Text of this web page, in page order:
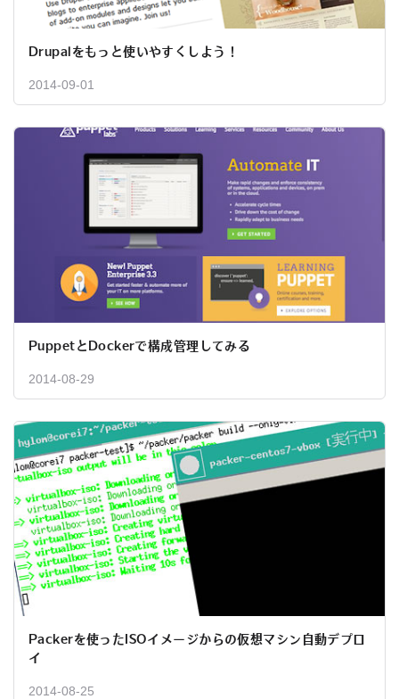
Drupalをもっと使いやすくしよう！
2014-09-01
PuppetとDockerで構成管理してみる
2014-08-29
Packerを使ったISOイメージからの仮想マシン自動デプロ
イ
2014-08-25